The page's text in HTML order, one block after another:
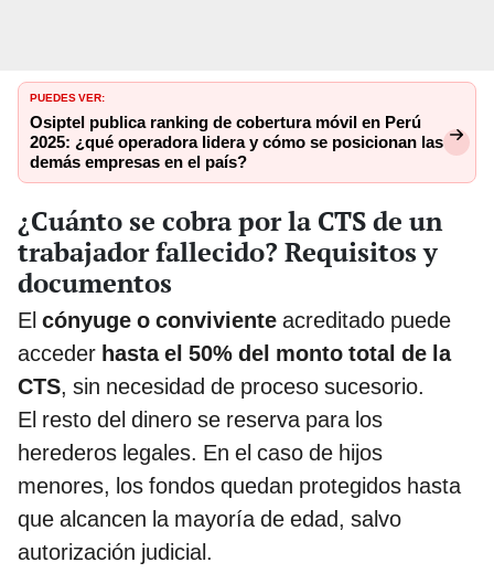
PUEDES VER:
Osiptel publica ranking de cobertura móvil en Perú
2025: ¿qué operadora lidera y cómo se posicionan las
demás empresas en el país?
¿Cuánto se cobra por la CTS de un
trabajador fallecido? Requisitos y
documentos
El cónyuge o conviviente acreditado puede
acceder hasta el 50% del monto total de la
CTS, sin necesidad de proceso sucesorio.
El resto del dinero se reserva para los
herederos legales. En el caso de hijos
menores, los fondos quedan protegidos hasta
que alcancen la mayoría de edad, salvo
autorización judicial.